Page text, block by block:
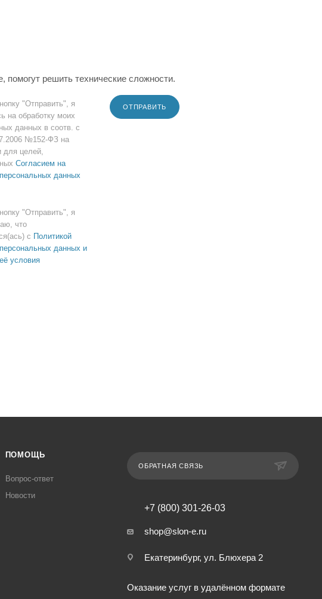
решить технические сложности.
"Отправить", я
на обработку моих
данных в соотв. с
№152-ФЗ на
для целей,
Согласием на
данных
"Отправить", я
что
с Политикой
данных и
условия
ОТПРАВИТЬ
ПОМОЩЬ
Вопрос-ответ
Новости
ОБРАТНАЯ СВЯЗЬ
+7 (800) 301-26-03
shop@slon-e.ru
Екатеринбург, ул. Блюхера 2
Оказание услуг в удалённом формате